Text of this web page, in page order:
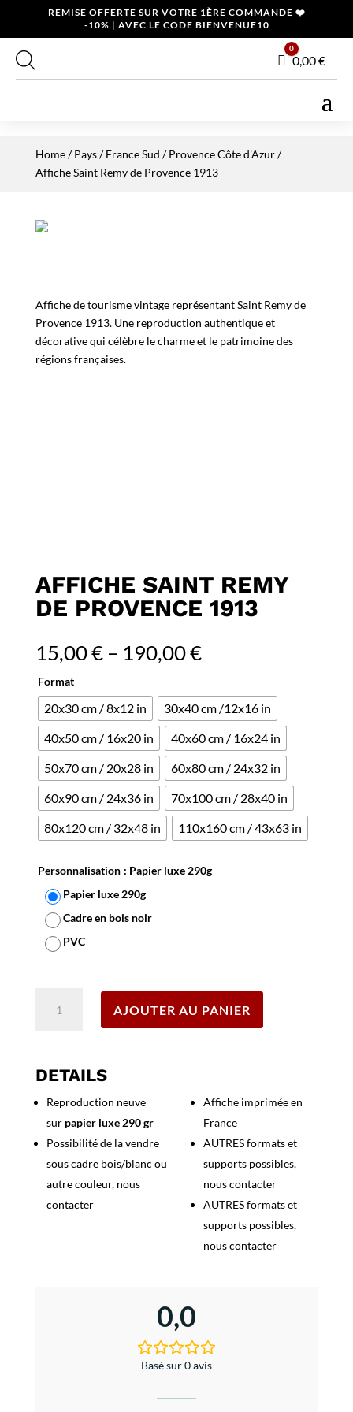
REMISE OFFERTE SUR VOTRE 1ÈRE COMMANDE ❤️
-10% | AVEC LE CODE BIENVENUE10
Panier
0
0,00€
Home/Pays/France Sud /Provence Côte d'Azur/
Affiche Saint Remy de Provence 1913
Affiche de tourisme vintage représentant Saint Remy de
Provence 1913. Une reproduction authentique et
décorative qui célèbre le charme et le patrimoine des
régions françaises.
AFFICHE SAINT REMY
DE PROVENCE 1913
15,00€– 190,00€
Format
20x30 cm / 8x12 in
30x40 cm /12x16 in
40x50 cm / 16x20 in
40x60 cm / 16x24 in
50x70 cm / 20x28 in
60x80 cm / 24x32 in
60x90 cm / 24x36 in
70x100 cm / 28x40 in
80x120 cm / 32x48 in
110x160 cm / 43x63 in
Personnalisation : Papier luxe 290g
Papier luxe 290g
Cadre en bois noir
PVC
Remy
Provence
1913
AJOUTER AU PANIER
DETAILS
Reproduction neuve
sur papier luxe 290 gr
Possibilité de la vendre
sous cadre bois/blanc ou
autre couleur, nous
contacter
Affiche imprimée en
France
AUTRES formats et
supports possibles,
nous contacter
AUTRES formats et
supports possibles,
nous contacter
0,0
Basé sur 0 avis